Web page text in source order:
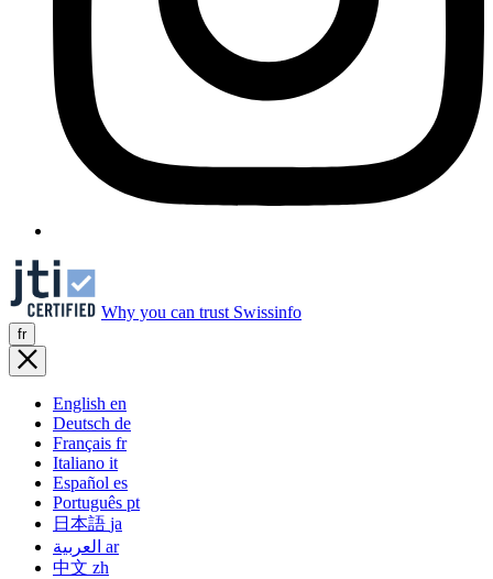
Why you can trust Swissinfo
fr
English en
Deutsch de
Français fr
Italiano it
Español es
Português pt
日本語 ja
ar
中文 zh